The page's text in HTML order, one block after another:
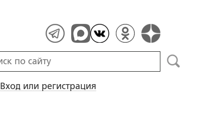
Вход или регистрация